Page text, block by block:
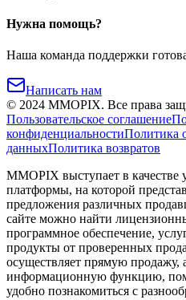
Нужна помощь?
Наша команда поддержки
Написать нам
© 2024 MMOPIX. Все права
Пользовательское соглашение
конфиденциальностиПолитика
данныхПолитика возвратов
MMOPIX выступает в качестве
платформы, на которой
предложения различных
сайте можно найти
программное обеспечение,
продукты от проверенных
осуществляет прямую продажу,
информационную функцию,
удобно познакомиться с